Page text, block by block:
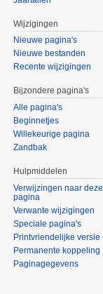
Wijzigingen
Nieuwe pagina's
Nieuwe bestanden
Recente wijzigingen
Bijzondere pagina's
Alle pagina's
Beginnetjes
Willekeurige pagina
Zandbak
Hulpmiddelen
Verwijzingen naar deze
pagina
Verwante wijzigingen
Speciale pagina's
Printvriendelijke versie
Permanente koppeling
Paginagegevens